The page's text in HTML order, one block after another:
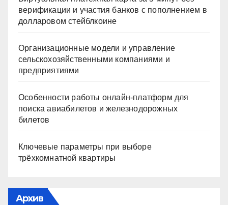
верификации и участия банков с пополнением в
долларовом стейблкоине
Организационные модели и управление
сельскохозяйственными компаниями и
предприятиями
Особенности работы онлайн-платформ для
поиска авиабилетов и железнодорожных
билетов
Ключевые параметры при выборе
трёхкомнатной квартиры
Архив